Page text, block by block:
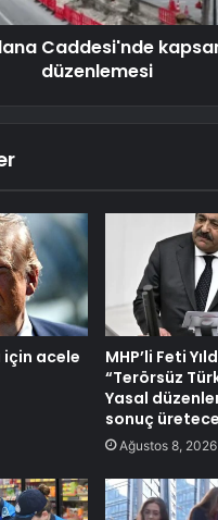
Caddesi'nde
düzenlemesi
için acele
MHP’li Feti
“Terörsüz
Yasal
sonuç
Ağustos 8, 2026